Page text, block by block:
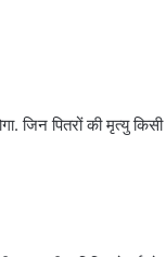
जिन पितरों की मृत्यु